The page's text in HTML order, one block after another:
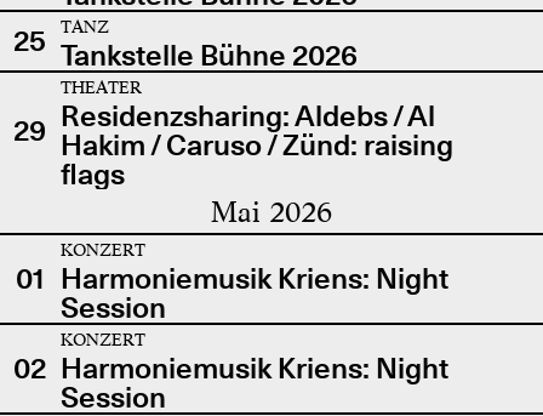
25
TANZ
Tankstelle Bühne 2026
29
THEATER
Residenzsharing: Aldebs / Al
Hakim / Caruso / Zünd: raising
flags
Mai 2026
01
KONZERT
Harmoniemusik Kriens: Night
Session
02
KONZERT
Harmoniemusik Kriens: Night
Session